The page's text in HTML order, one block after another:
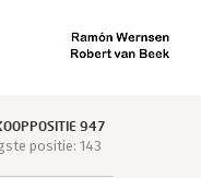
947
positie: 143